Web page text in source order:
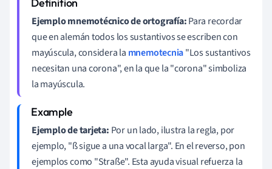
Ejemplo mnemotécnico de ortografía:Para recordar
que en alemán todos los sustantivos se escriben con
mayúscula, considera la mnemotecnia"Los sustantivos
necesitan una corona", en la que la "corona" simboliza
la mayúscula.
Ejemplo de tarjeta: Por un lado, ilustra la regla, por
ejemplo, "ß sigue a una vocal larga". En el reverso, pon
ejemplos como "Straße". Esta ayuda visual refuerza la